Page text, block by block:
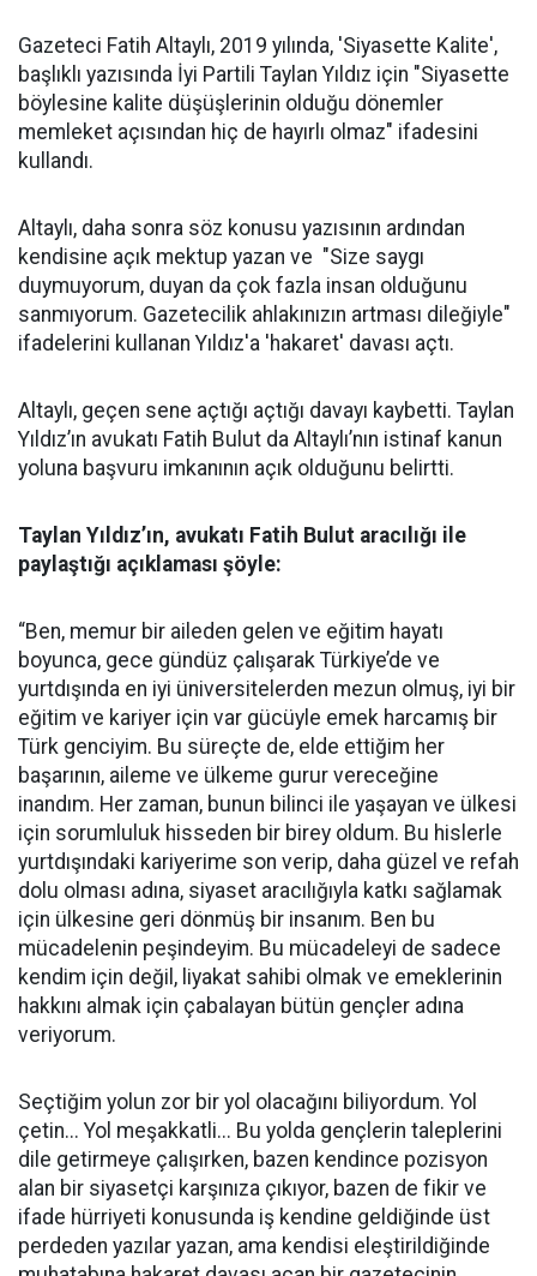
Gazeteci Fatih Altaylı, 2019 yılında, 'Siyasette Kalite',
başlıklı yazısında İyi Partili Taylan Yıldız için "Siyasette
böylesine kalite düşüşlerinin olduğu dönemler
memleket açısından hiç de hayırlı olmaz" ifadesini
kullandı.
Altaylı, daha sonra söz konusu yazısının ardından
kendisine açık mektup yazan ve "Size saygı
duymuyorum, duyan da çok fazla insan olduğunu
sanmıyorum. Gazetecilik ahlakınızın artması dileğiyle"
ifadelerini kullanan Yıldız'a 'hakaret' davası açtı.
Altaylı, geçen sene açtığı açtığı davayı kaybetti. Taylan
Yıldız’ın avukatı Fatih Bulut da Altaylı’nın istinaf kanun
yoluna başvuru imkanının açık olduğunu belirtti.
Taylan Yıldız’ın, avukatı Fatih Bulut aracılığı ile
paylaştığı açıklaması şöyle:
“Ben, memur bir aileden gelen ve eğitim hayatı
boyunca, gece gündüz çalışarak Türkiye’de ve
yurtdışında en iyi üniversitelerden mezun olmuş, iyi bir
eğitim ve kariyer için var gücüyle emek harcamış bir
Türk genciyim. Bu süreçte de, elde ettiğim her
başarının, aileme ve ülkeme gurur vereceğine
inandım. Her zaman, bunun bilinci ile yaşayan ve ülkesi
için sorumluluk hisseden bir birey oldum. Bu hislerle
yurtdışındaki kariyerime son verip, daha güzel ve refah
dolu olması adına, siyaset aracılığıyla katkı sağlamak
için ülkesine geri dönmüş bir insanım. Ben bu
mücadelenin peşindeyim. Bu mücadeleyi de sadece
kendim için değil, liyakat sahibi olmak ve emeklerinin
hakkını almak için çabalayan bütün gençler adına
veriyorum.
Seçtiğim yolun zor bir yol olacağını biliyordum. Yol
çetin... Yol meşakkatli... Bu yolda gençlerin taleplerini
dile getirmeye çalışırken, bazen kendince pozisyon
alan bir siyasetçi karşınıza çıkıyor, bazen de fikir ve
ifade hürriyeti konusunda iş kendine geldiğinde üst
perdeden yazılar yazan, ama kendisi eleştirildiğinde